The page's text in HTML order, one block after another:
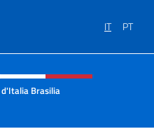
IT PT
e menù
Brasilia